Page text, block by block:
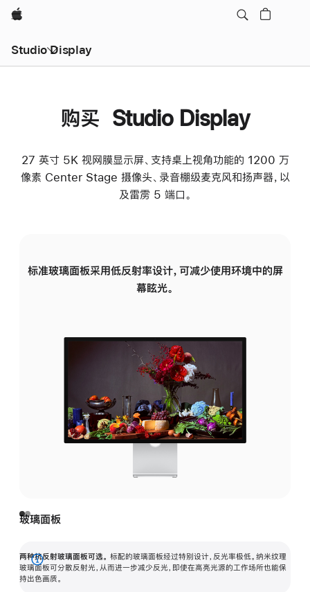
Apple
Studio Display
购买 Studio Display
27 英寸 5K 视网膜显示屏、支持桌上视角功能的 1200 万
像素 Center Stage 摄像头、录音棚级麦克风和扬声器，以
及雷雳 5 端口。
标准玻璃面板采用低反射率设计，可减少使用环境中的屏
幕眩光。
玻璃面板
两种抗反射玻璃面板可选。 标配的玻璃面板经过特别设计，反光率极低。纳米纹理
玻璃面板可分散反射光，从而进一步减少反光，即使在高亮光源的工作场所也能保
持出色画质。
展
开